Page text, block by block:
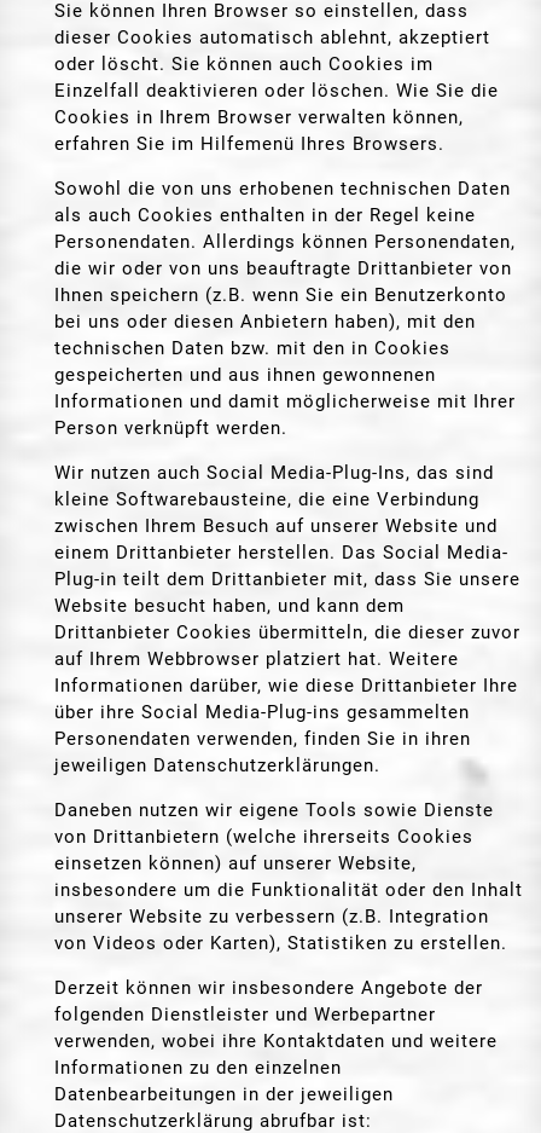
Sie können Ihren Browser so einstellen, dass
dieser Cookies automatisch ablehnt, akzeptiert
oder löscht. Sie können auch Cookies im
Einzelfall deaktivieren oder löschen. Wie Sie die
Cookies in Ihrem Browser verwalten können,
erfahren Sie im Hilfemenü Ihres Browsers.
Sowohl die von uns erhobenen technischen Daten
als auch Cookies enthalten in der Regel keine
Personendaten. Allerdings können Personendaten,
die wir oder von uns beauftragte Drittanbieter von
Ihnen speichern (z.B. wenn Sie ein Benutzerkonto
bei uns oder diesen Anbietern haben), mit den
technischen Daten bzw. mit den in Cookies
gespeicherten und aus ihnen gewonnenen
Informationen und damit möglicherweise mit Ihrer
Person verknüpft werden.
Wir nutzen auch Social Media-Plug-Ins, das sind
kleine Softwarebausteine, die eine Verbindung
zwischen Ihrem Besuch auf unserer Website und
einem Drittanbieter herstellen. Das Social Media-
Plug-in teilt dem Drittanbieter mit, dass Sie unsere
Website besucht haben, und kann dem
Drittanbieter Cookies übermitteln, die dieser zuvor
auf Ihrem Webbrowser platziert hat. Weitere
Informationen darüber, wie diese Drittanbieter Ihre
über ihre Social Media-Plug-ins gesammelten
Personendaten verwenden, finden Sie in ihren
jeweiligen Datenschutzerklärungen.
Daneben nutzen wir eigene Tools sowie Dienste
von Drittanbietern (welche ihrerseits Cookies
einsetzen können) auf unserer Website,
insbesondere um die Funktionalität oder den Inhalt
unserer Website zu verbessern (z.B. Integration
von Videos oder Karten), Statistiken zu erstellen.
Derzeit können wir insbesondere Angebote der
folgenden Dienstleister und Werbepartner
verwenden, wobei ihre Kontaktdaten und weitere
Informationen zu den einzelnen
Datenbearbeitungen in der jeweiligen
Datenschutzerklärung abrufbar ist: